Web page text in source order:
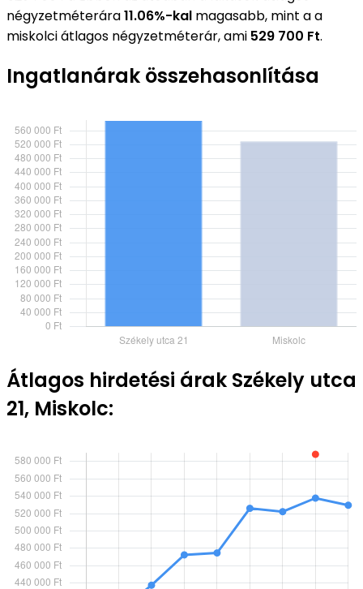
négyzetméterára11.06%-kal magasabb, mint a a
miskolci átlagos négyzetméterár, ami 529 700 Ft.
Ingatlanárak összehasonlítása
Átlagos hirdetési árak Székely utca
21, Miskolc: